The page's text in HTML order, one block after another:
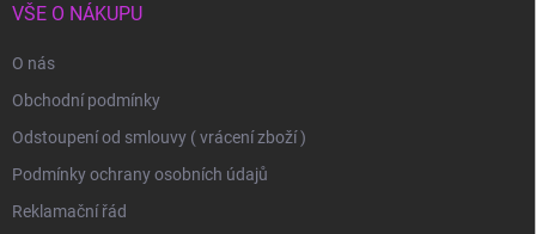
VŠE O NÁKUPU
O nás
Obchodní podmínky
Odstoupení od smlouvy ( vrácení zboží )
Podmínky ochrany osobních údajů
Reklamační řád